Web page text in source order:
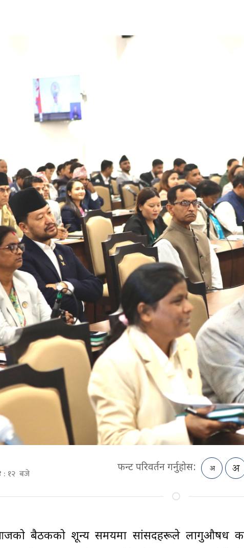
: १२ बजे फन्ट परिवर्तन गर्नुहोस:
आजको बैठकको शून्य समयमा सांसदहरूले लागुऔषध